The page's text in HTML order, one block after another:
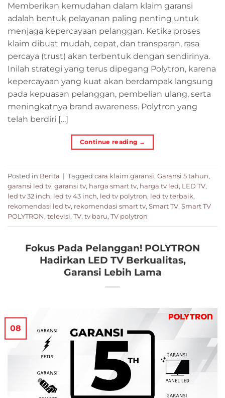
Memberikan kemudahan dalam klaim garansi
adalah bentuk pelayanan paling penting untuk
menjaga kepercayaan pelanggan. Ketika proses
klaim dibuat mudah, cepat, dan transparan, rasa
percaya (trust) akan terbentuk dengan sendirinya.
Inilah strategi yang terus dipegang Polytron, karena
kepercayaan yang kuat akan berdampak langsung
pada kepuasan pelanggan, pembelian ulang, serta
meningkatnya brand awareness. Polytron yang
telah berdiri […]
Continue reading →
Posted in Berita | Tagged cara klaim garansi, Garansi 5 tahun,
garansi led tv, garansi tv, harga smart tv, harga tv led, LED TV,
led tv 32 inch, led tv 43 inch, led tv polytron, led tv terbaik,
rekomendasi led tv, rekomendasi smart tv, Smart TV, Smart TV
POLYTRON, televisi, TV, tv baru, TV polytron
Fokus Pada Pelanggan! POLYTRON
Hadirkan LED TV Berkualitas,
Garansi Lebih Lama
08